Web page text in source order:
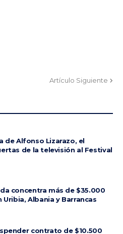
Artículo Siguiente
de Alfonso Lizarazo, el
de la televisión al Festival
concentra más de $35.000
Albania y Barrancas
contrato de $10.500